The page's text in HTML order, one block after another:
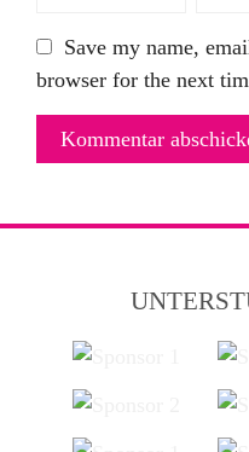
Save my name,
browser for the next